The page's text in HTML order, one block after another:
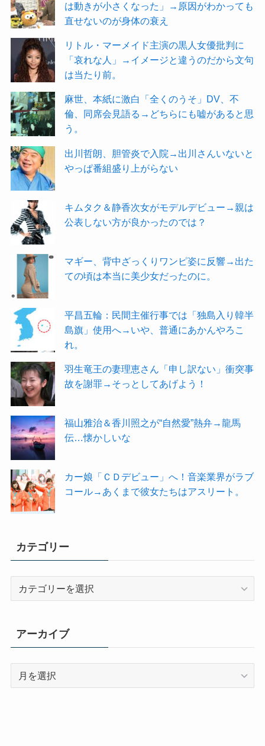
は動きが小さくなった」→原因がわかっても
直せないのが身体の衰え
リトル・マーメイド主演の黒人女優批判に
「哀れな人」→イメージと違うのだから文句
は当たり前。
麻世、本紙に激白「全くのうそ」DV、不
倫、同席会見語る→どちらにも嘘があると思
う。
出川哲朗、胆管炎で入院→出川さんいないと
やっぱ番組盛り上がらない
キムタク＆静香次女がモデルデビュー→親は
公表しない方が良かったのでは？
マギー、背中ざっくりワンピ姿に反響→出た
ての頃は本当に美少女だったのに。
平昌五輪：民間主催行事では「独島入り韓半
島旗」使用へ→いや、普通にあかんやろこ
れ。
羽生竜王の妻理恵さん「申し訳ない」衝突事
故を謝罪→そっとしてあげよう！
福山雅治＆香川照之が“自然愛”熱弁→龍馬
伝…懐かしいな
カー娘「ＣＤデビュー」へ！音楽業界がラブ
コール→あくまで彼女たちはアスリート。
カテゴリー
ー
アーカイブ